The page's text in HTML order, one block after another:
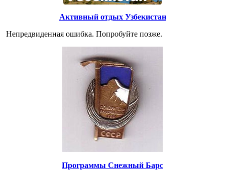
Активный отдых Узбекистан
Непредвиденная ошибка. Попробуйте позже.
Программы Снежный Барс